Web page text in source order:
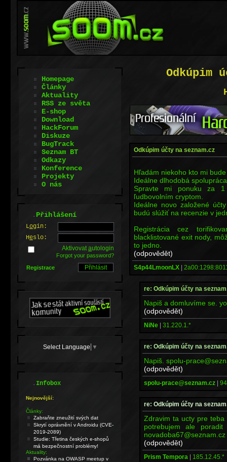
Odkúpim
Odkúpim účty na seznam.cz
Hľadám niekoho kto mi
Ideálne dlhodobá
Spravte mi ponuku za
ľudbovolním cryptom.
Ideálne novo založené
budú slúžiť na recenzie v
Registrácia cez
blacklistované exit nody,
to jedno.
(odpovědět)
S4p44LmoonLX |
re: Odkúpim účty na
Napiš a domluvíme se.
(odpovědět)
NiNe | 31.220.1.*
re: Odkúpim účty na
Napiš. spolu-
(odpovědět)
spolu-prace@seznam.cz |
re: Odkúpim účty na
Zdravim ta ucty pre
potrebujem ale
novadoba67@seznam.cz
(odpovědět)
Prism Tempora | 185.12.45.*
Homepage
Články
Aktuality
RSS ze světa
E-shop
Download
HackForum
Diskuze
BugTrack
Seznam BT
Odkazy
Konference
Projekty
O nás
.Přihlášení
Login:
Heslo:
Aktivovatautologin
Forgot your password?
Registrace
Select Language ▼
.Infobox
Nejnovější:
Články:
Zabraňte zneužití svých dat
Skrytí oprávnění v Androidu (CVE-
2019-2089)
Studie: Třetina českých e-shopů
má bezpečnostní problémy!
Aktuality:
Pozvánka na OWASP meetup v